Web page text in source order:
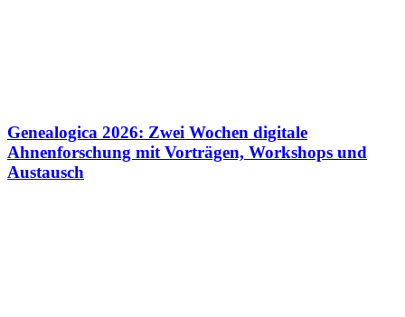
Genealogica 2026: Zwei Wochen digitale
Ahnenforschung mit Vorträgen, Workshops und
Austausch